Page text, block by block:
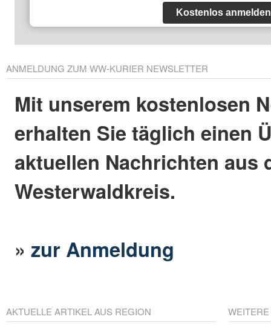
Kostenlos anmelden
ANMELDUNG ZUM WW-KURIER NEWSLETTER
Mit unserem kostenlosen
erhalten Sie täglich einen
aktuellen Nachrichten aus
Westerwaldkreis.
»zur Anmeldung
AKTUELLE ARTIKEL AUS REGION